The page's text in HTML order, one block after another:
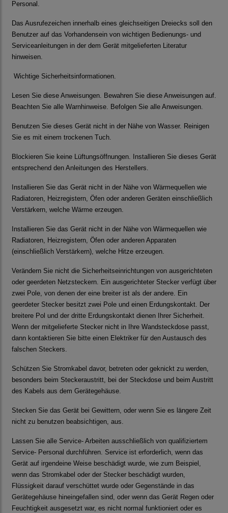
Personal.
Das Ausrufezeichen innerhalb eines gleichseitigen Dreiecks soll den
Benutzer auf das Vorhandensein von wichtigen Bedienungs- und
Serviceanleitungen in der dem Gerät mitgelieferten Literatur
hinweisen.
Wichtige Sicherheitsinformationen.
Lesen Sie diese Anweisungen. Bewahren Sie diese Anweisungen auf.
Beachten Sie alle Warnhinweise. Befolgen Sie alle Anweisungen.
Benutzen Sie dieses Gerät nicht in der Nähe von Wasser. Reinigen
Sie es mit einem trockenen Tuch.
Blockieren Sie keine Lüftungsöffnungen. Installieren Sie dieses Gerät
entsprechend den Anleitungen des Herstellers.
Installieren Sie das Gerät nicht in der Nähe von Wärmequellen wie
Radiatoren, Heizregistern, Öfen oder anderen Geräten einschließlich
Verstärkern, welche Wärme erzeugen.
Installieren Sie das Gerät nicht in der Nähe von Wärmequellen wie
Radiatoren, Heizregistern, Öfen oder anderen Apparaten
(einschließlich Verstärkern), welche Hitze erzeugen.
Verändern Sie nicht die Sicherheitseinrichtungen von ausgerichteten
oder geerdeten Netzsteckern. Ein ausgerichteter Stecker verfügt über
zwei Pole, von denen der eine breiter ist als der andere. Ein
geerdeter Stecker besitzt zwei Pole und einen Erdungskontakt. Der
breitere Pol und der dritte Erdungskontakt dienen Ihrer Sicherheit.
Wenn der mitgelieferte Stecker nicht in Ihre Wandsteckdose passt,
dann kontaktieren Sie bitte einen Elektriker für den Austausch des
falschen Steckers.
Schützen Sie Stromkabel davor, betreten oder geknickt zu werden,
besonders beim Steckeraustritt, bei der Steckdose und beim Austritt
des Kabels aus dem Gerätegehäuse.
Stecken Sie das Gerät bei Gewittern, oder wenn Sie es längere Zeit
nicht zu benutzen beabsichtigen, aus.
Lassen Sie alle Service- Arbeiten ausschließlich von qualifiziertem
Service- Personal durchführen. Service ist erforderlich, wenn das
Gerät auf irgendeine Weise beschädigt wurde, wie zum Beispiel,
wenn das Stromkabel oder der Stecker beschädigt wurden,
Flüssigkeit darauf verschüttet wurde oder Gegenstände in das
Gerätegehäuse hineingefallen sind, oder wenn das Gerät Regen oder
Feuchtigkeit ausgesetzt war, es nicht normal funktioniert oder es